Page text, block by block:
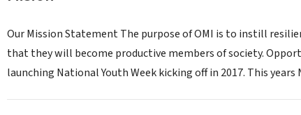
Our Mission Statement The purpose of OMI is to instill
that they will become productive members of society.
launching National Youth Week kicking off in 2017. This years